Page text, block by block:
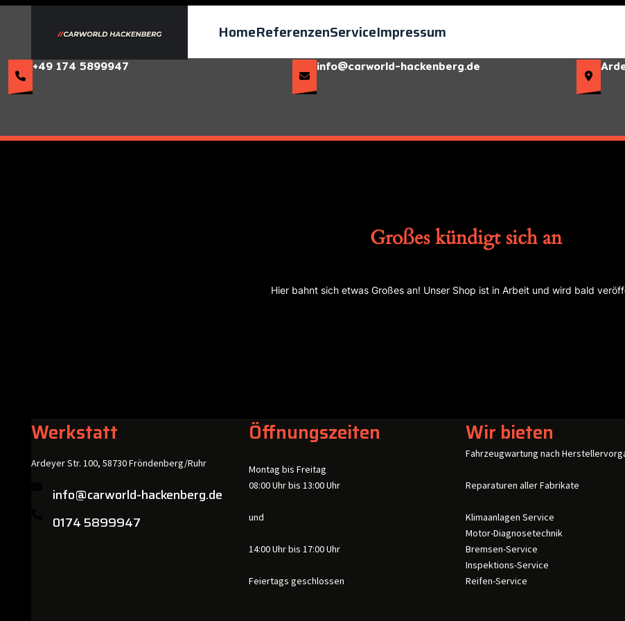
HomeReferenzenServiceImpressum
+49 174 5899947 info@carworld-hackenberg.de
Großes kündigt sich an
Hier bahnt sich etwas Großes an! Unser Shop ist in Arbeit und wird bald
Werkstatt
Ardeyer Str. 100, 58730 Fröndenberg/Ruhr
info@carworld-hackenberg.de
0174 5899947
Öffnungszeiten
Montag bis Freitag
08:00 Uhr bis 13:00 Uhr
und
14:00 Uhr bis 17:00 Uhr
Feiertags geschlossen
Wir bieten
Fahrzeugwartung nach
Reparaturen aller Fabrikate
Klimaanlagen Service
Motor-Diagnosetechnik
Bremsen-Service
Inspektions-Service
Reifen-Service